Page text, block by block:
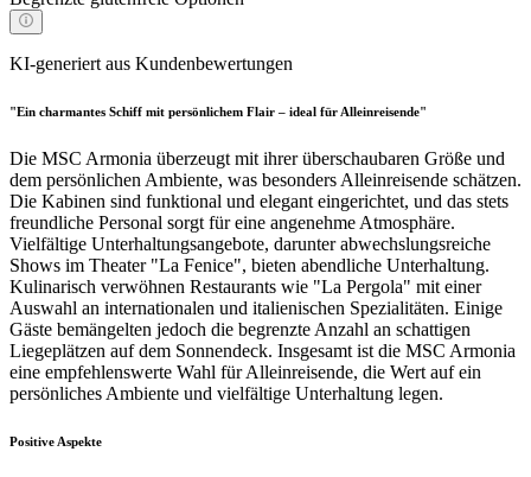
KI-generiert aus Kundenbewertungen
"Ein charmantes Schiff mit persönlichem Flair – ideal für Alleinreisende"
Die MSC Armonia überzeugt mit ihrer überschaubaren Größe und
dem persönlichen Ambiente, was besonders Alleinreisende schätzen.
Die Kabinen sind funktional und elegant eingerichtet, und das stets
freundliche Personal sorgt für eine angenehme Atmosphäre.
Vielfältige Unterhaltungsangebote, darunter abwechslungsreiche
Shows im Theater "La Fenice", bieten abendliche Unterhaltung.
Kulinarisch verwöhnen Restaurants wie "La Pergola" mit einer
Auswahl an internationalen und italienischen Spezialitäten. Einige
Gäste bemängelten jedoch die begrenzte Anzahl an schattigen
Liegeplätzen auf dem Sonnendeck. Insgesamt ist die MSC Armonia
eine empfehlenswerte Wahl für Alleinreisende, die Wert auf ein
persönliches Ambiente und vielfältige Unterhaltung legen.
Positive Aspekte